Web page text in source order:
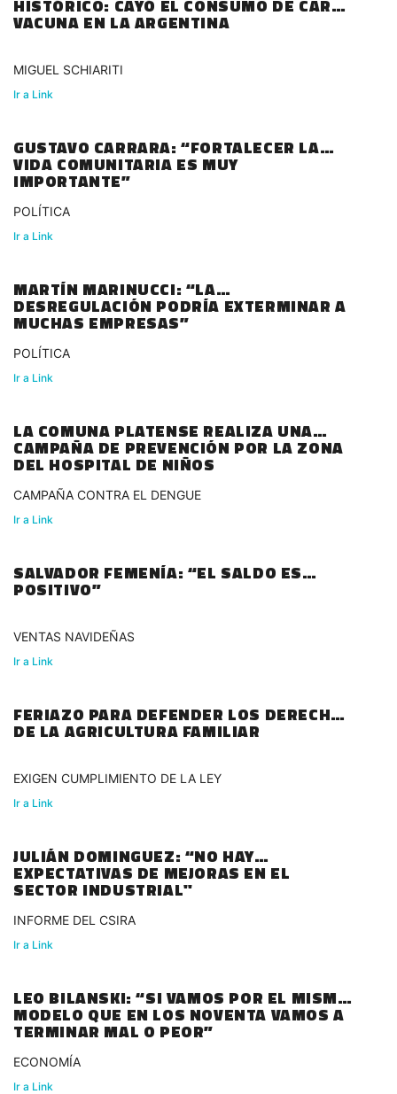
HISTÓRICO: CAYÓ EL CONSUMO DE CARNE
VACUNA EN LA ARGENTINA
MIGUEL SCHIARITI
Ir a Link
GUSTAVO CARRARA: “FORTALECER LA
VIDA COMUNITARIA ES MUY
IMPORTANTE”
POLÍTICA
Ir a Link
MARTÍN MARINUCCI: “LA
DESREGULACIÓN PODRÍA EXTERMINAR A
MUCHAS EMPRESAS”
POLÍTICA
Ir a Link
LA COMUNA PLATENSE REALIZA UNA
CAMPAÑA DE PREVENCIÓN POR LA ZONA
DEL HOSPITAL DE NIÑOS
CAMPAÑA CONTRA EL DENGUE
Ir a Link
SALVADOR FEMENÍA: “EL SALDO ES
POSITIVO”
VENTAS NAVIDEÑAS
Ir a Link
FERIAZO PARA DEFENDER LOS DERECHOS
DE LA AGRICULTURA FAMILIAR
EXIGEN CUMPLIMIENTO DE LA LEY
Ir a Link
JULIÁN DOMINGUEZ: “NO HAY
EXPECTATIVAS DE MEJORAS EN EL
SECTOR INDUSTRIAL"
INFORME DEL CSIRA
Ir a Link
LEO BILANSKI: “SI VAMOS POR EL MISMO
MODELO QUE EN LOS NOVENTA VAMOS A
TERMINAR MAL O PEOR”
ECONOMÍA
Ir a Link